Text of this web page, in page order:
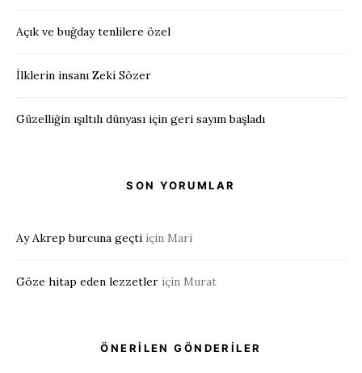
Açık ve buğday tenlilere özel
İlklerin insanı Zeki Sözer
Güzelliğin ışıltılı dünyası için geri sayım başladı
SON YORUMLAR
Ay Akrep burcuna geçti için Mari
Göze hitap eden lezzetler için Murat
ÖNERİLEN GÖNDERİLER